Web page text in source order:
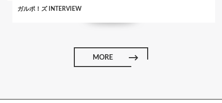
ガルポ！ズ INTERVIEW
MORE